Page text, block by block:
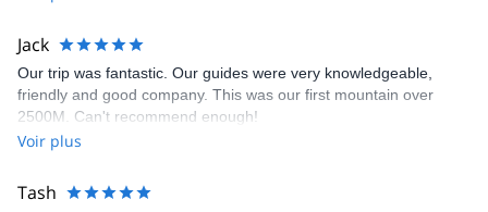
Jack
Our trip was fantastic. Our guides were very knowledgeable,
friendly and good company. This was our first mountain over
2500M. Can't recommend enough!
Voir plus
Tash